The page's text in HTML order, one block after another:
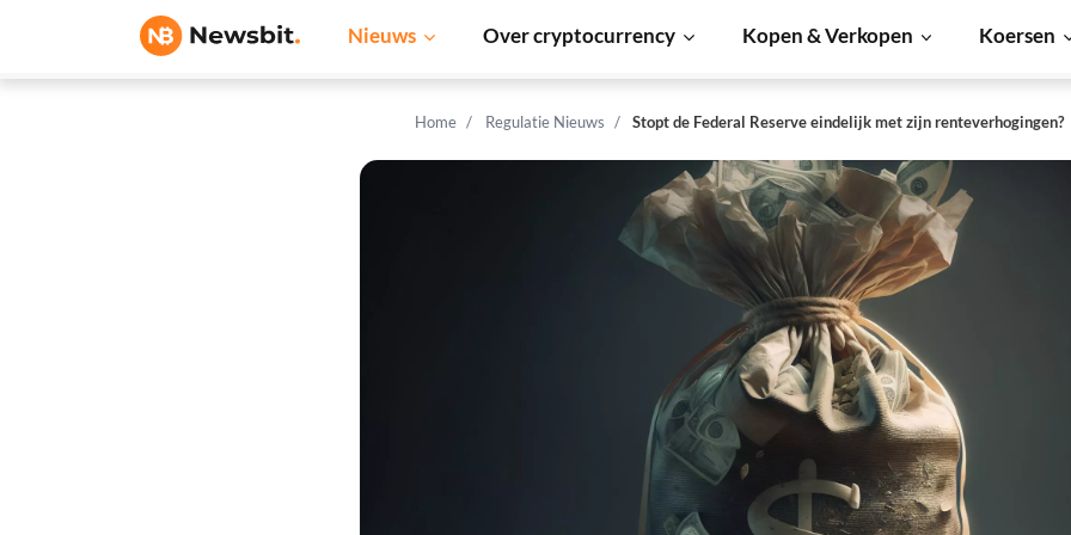
Nieuws Over cryptocurrency Kopen & Verkopen Koersen
Home Regulatie Nieuws Stopt de Federal Reserve eindelijk met zijn renteverhogingen?